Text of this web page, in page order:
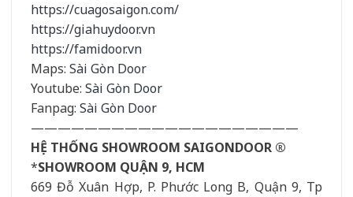
https://cuagosaigon.com/
https://giahuydoor.vn
https://famidoor.vn
Maps: Sài Gòn Door
Youtube: Sài Gòn Door
Fanpag: Sài Gòn Door
————————————————————
HỆ THỐNG SHOWROOM SAIGONDOOR ®
*SHOWROOM QUẬN 9, HCM
669 Đỗ Xuân Hợp, P. Phước Long B, Quận 9, Tp